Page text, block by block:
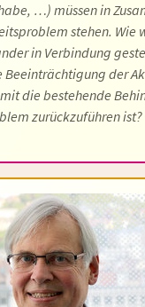
…) müssen in
stehen. Wie
in Verbindung
Beeinträchtigung der
die bestehende
zurückzuführen ist?